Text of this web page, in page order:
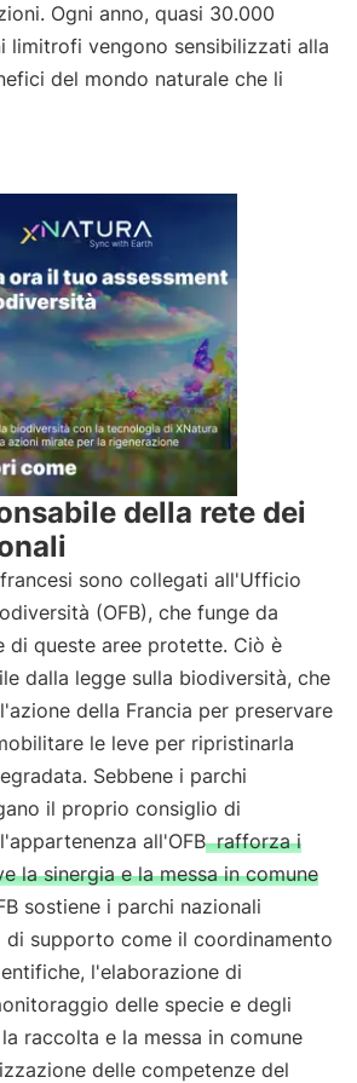
Ogni anno, quasi 30.000
limitrofi vengono sensibilizzati alla
del mondo naturale che li
della rete dei
sono collegati all'Ufficio
(OFB), che funge da
di queste aree protette. Ciò è
dalla legge sulla biodiversità, che
della Francia per preservare
le leve per ripristinarla
Sebbene i parchi
il proprio consiglio di
all'OFBrafforza i
la sinergia e la messa in comune
sostiene i parchi nazionali
supporto come il coordinamento
l'elaborazione di
delle specie e degli
raccolta e la messa in comune
delle competenze del